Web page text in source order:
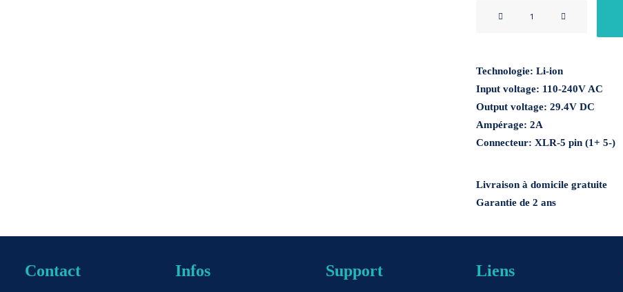
pin
Menge
Technologie: Li-ion
Input voltage: 110-240V AC
Output voltage: 29.4V DC
Ampérage: 2A
Connecteur: XLR-5 pin (1+ 5-)
Livraison à domicile gratuite
Garantie de 2 ans
Contact Infos Support Liens